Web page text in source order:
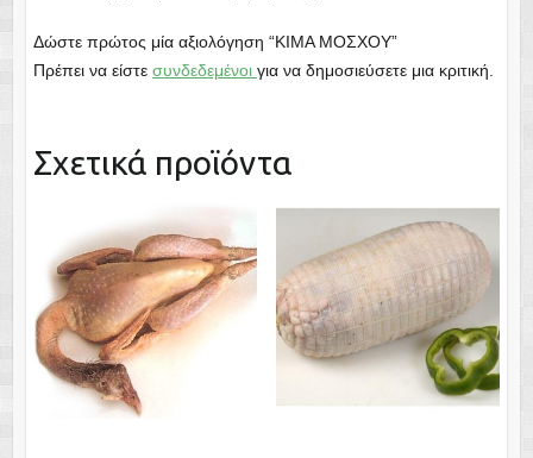
Δώστε πρώτος μία αξιολόγηση “ΚΙΜΑ ΜΟΣΧΟΥ”
Πρέπει να είστε συνδεδεμένοι για να δημοσιεύσετε μια κριτική.
Σχετικά προϊόντα